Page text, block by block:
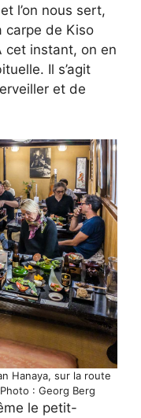
l’on nous sert,
carpe de Kiso
cet instant, on en
Il s’agit
et de
Hanaya, sur la route
: Georg Berg
le petit-